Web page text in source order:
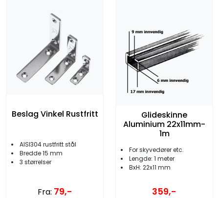
Beslag Vinkel Rustfritt
AISI304 rustfritt stål
Bredde 15 mm
3 størrelser
Fra: 79,-
Glideskinne
Aluminium 22x11mm-
1m
For skyvedører etc.
Lengde: 1 meter
BxH: 22x11 mm
359,-